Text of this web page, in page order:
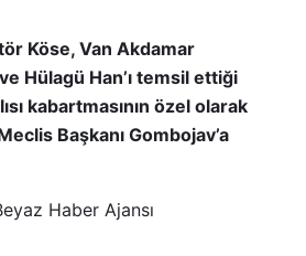
Köse, Van Akdamar
Hülagü Han’ı temsil ettiği
kabartmasının özel olarak
Başkanı Gombojav’a
Haber Ajansı